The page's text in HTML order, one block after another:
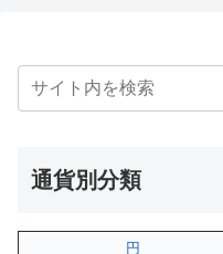
通貨別分類
円